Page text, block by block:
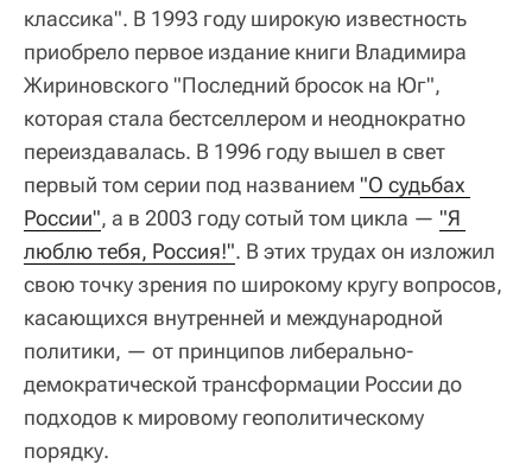
классика". В 1993 году широкую известность
приобрело первое издание книги Владимира
Жириновского "Последний бросок на Юг",
которая стала бестселлером и неоднократно
переиздавалась. В 1996 году вышел в свет
первый том серии под названием "О судьбах
России", а в 2003 году сотый том цикла — "Я
люблю тебя, Россия!". В этих трудах он изложил
свою точку зрения по широкому кругу вопросов,
касающихся внутренней и международной
политики, — от принципов либерально-
демократической трансформации России до
подходов к мировому геополитическому
порядку.